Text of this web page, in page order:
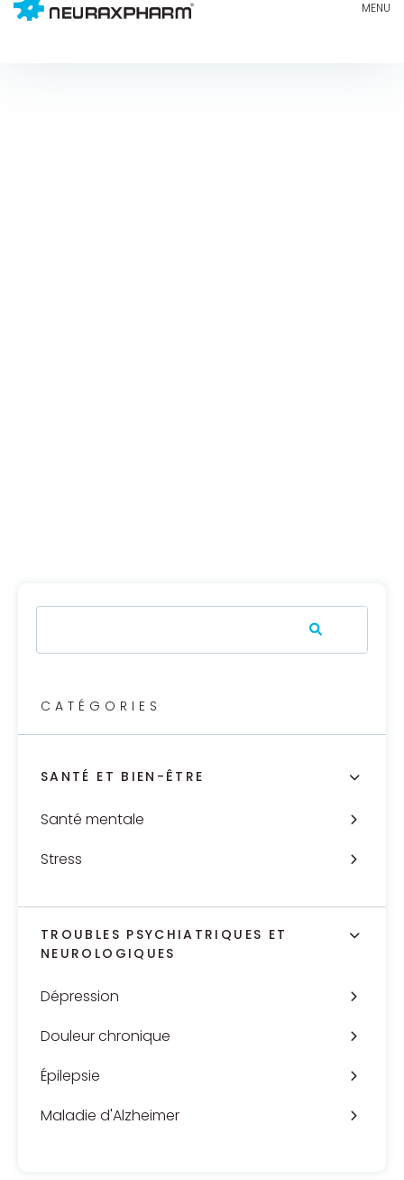
CATÉGORIES
SANTÉ ET BIEN-ÊTRE
Santé mentale
Stress
TROUBLES PSYCHIATRIQUES ET
NEUROLOGIQUES
Dépression
Douleur chronique
Épilepsie
Maladie d'Alzheimer